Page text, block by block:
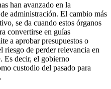
han avanzado en la
administración. El cambio más
se da cuando estos órganos
convertirse en guías
a aprobar presupuestos o
riesgo de perder relevancia en
Es decir, el gobierno
custodio del pasado para